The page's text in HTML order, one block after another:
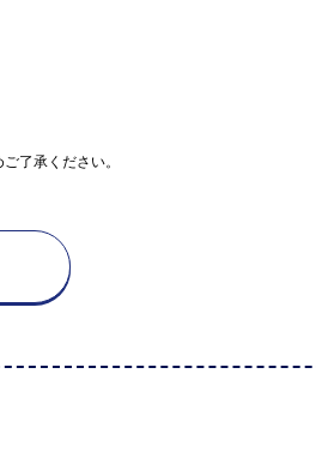
了承ください。